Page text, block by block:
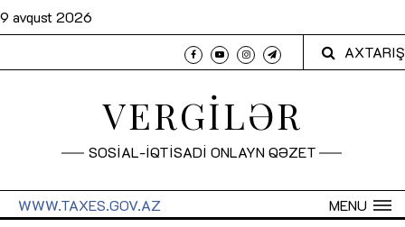
9 avqust 2026
AXTARIŞ
VERGİLƏR
SOSİAL-İQTİSADİ ONLAYN QƏZET
MENU
WWW.TAXES.GOV.AZ